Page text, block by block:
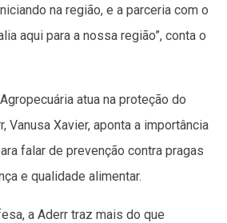
na região, e a parceria com o
aqui para a nossa região”, conta o
atua na proteção do
Vanusa Xavier, aponta a importância
falar de prevenção contra pragas
e qualidade alimentar.
a Aderr traz mais do que